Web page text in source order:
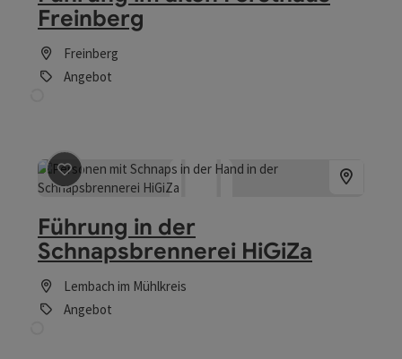
Freinberg
Freinberg
Angebot
Beitrag merken: Führung in der Schnapsbrennerei
Führung in der
Schnapsbrennerei HiGiZa
Lembach im Mühlkreis
Angebot